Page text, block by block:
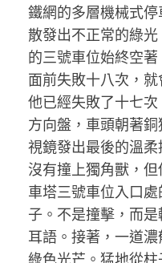
鐵網的多層機械式
散發出不正常的綠
的三號車位始終空
面前失敗十八次，
他已經失敗了十七
方向盤，車頭朝著
視鏡發出最後的溫
沒有撞上獨角獸，
車塔三號車位入口
子。不是撞擊，而
耳語。接著，一道
綠色光芒。猛地從